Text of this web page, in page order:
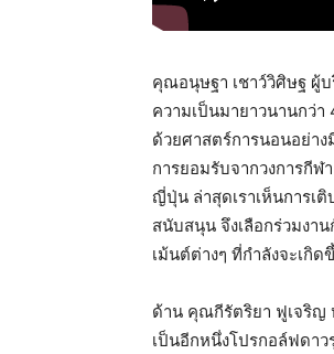
คุณอนุษฐา เชาว์วิศิษฐ ผู้
ความเป็นมายาวนานกว่
ด้วยศาสตร์การนอนอย่า
การยอมรับจากวงการกีฬ
ญี่ปุ่น ล่าสุดเราเห็นการเ
สนับสนุน จึงเลือกร่วมงา
เม้นต์ต่างๆ ที่กำลังจะเกิด
ด้าน คุณกีรัตริยา ฟูเจริญ
เป็นอีกหนึ่งโปรกอล์ฟดา